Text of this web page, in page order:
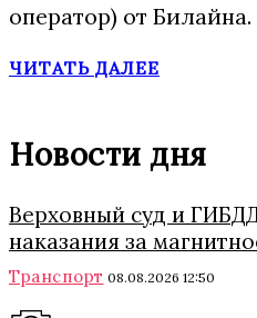
оператор) от Билайна.
ЧИТАТЬ ДАЛЕЕ
Новости дня
Верховный суд и
наказания за
Транспорт 08.08.2026 12:50